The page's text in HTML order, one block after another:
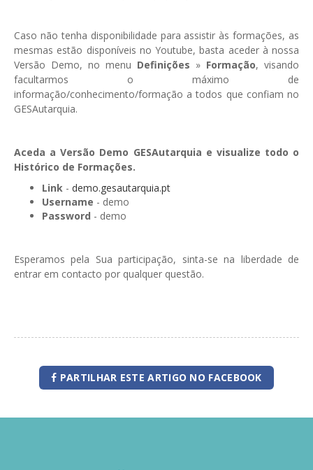
GESVencimento
GESViaturasAbandonadas
Portal da Freguesia
Caso não tenha disponibilidade para assistir às formações, as
mesmas estão disponíveis no Youtube, basta aceder à nossa
Versão Demo, no menu Definições » Formação, visando
facultarmos o máximo de
informação/conhecimento/formação a todos que confiam no
GESAutarquia.
Aceda a Versão Demo GESAutarquia e visualize todo o
Histórico de Formações.
Link - demo.gesautarquia.pt
Username - demo
Password - demo
Esperamos pela Sua participação, sinta-se na liberdade de
entrar em contacto por qualquer questão.
PARTILHAR ESTE ARTIGO NO FACEBOOK